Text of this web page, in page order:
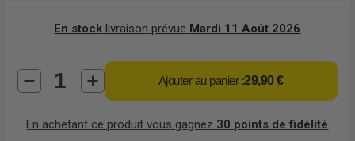
En stock livraison prévue Mardi 11 Août 2026
Ajouter au panier :29,90 €
En achetant ce produit vous gagnez 30 points de fidélité